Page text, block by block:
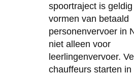
spoortraject is
vormen van betaald
personenvervoer in
niet alleen voor
leerlingenvervoer.
chauffeurs starten in